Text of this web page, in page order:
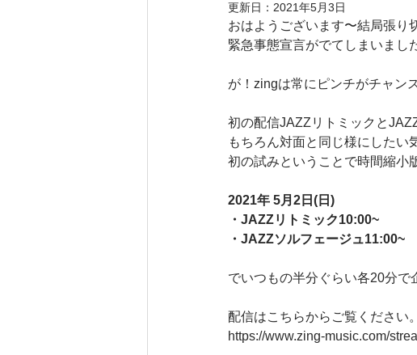
更新日： 2021年5月3日
おはようございます〜結局張り
緊急事態宣言がでてしまいまし
が！zingは常にピンチがチャン
初の配信JAZZリトミックと
もちろん対面と同じ様にしたい
初の試みということで時間縮小
2021年 5月2日(日)
・JAZZリトミック10:00~
・JAZZソルフェージュ11:00~
でいつもの半分ぐらい各20分で
配信はこちらからご覧ください。
https://www.zing-music.com/